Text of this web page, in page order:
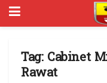
Tag: Cabinet
Rawat